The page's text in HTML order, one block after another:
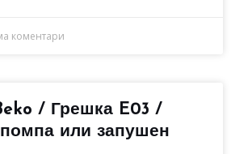
коментари
/ Грешка E03 /
или запушен